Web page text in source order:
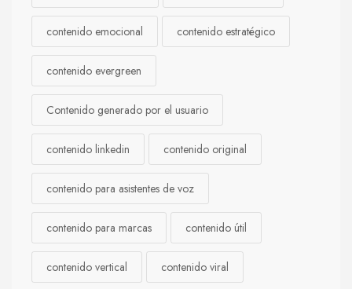
contenido emocional contenido estratégico
contenido evergreen
Contenido generado por el usuario
contenido linkedin contenido original
contenido para asistentes de voz
contenido para marcas contenido útil
contenido vertical contenido viral